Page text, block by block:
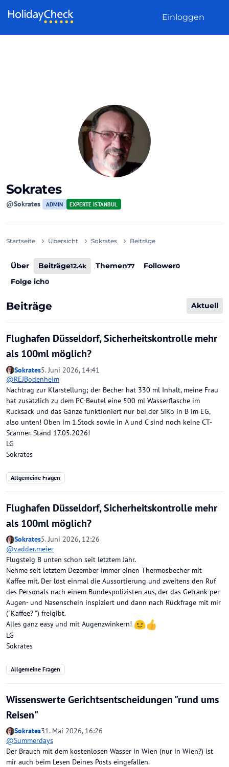
Einloggen
Sokrates
@Sokrates ADMIN EXPERTE ISTANBUL
Startseite Übersicht Sokrates Beiträge
Über Beiträge12.4k Themen77 Follower0
Folge ich0
Beiträge Aktuell
Flughafen Düsseldorf, Sicherheitskontrolle mehr
als 100ml möglich?
Sokrates5. Juni 2026, 14:41
@REJBodenheim
Nachtrag zur Klarstellung; der Becher hat 330 ml Inhalt, meine Frau
hat zusätzlich zu dem PC-Beutel eine 500 ml Wasserflasche im
Rucksack und das Ganze funktioniert nur bei der SiKo in B im EG,
also unten! Oben im 1.Stock sowie in A und C sind noch keine CT-
Scanner. Stand 17.05.2026!
LG
Sokrates
Allgemeine Fragen
Flughafen Düsseldorf, Sicherheitskontrolle mehr
als 100ml möglich?
Sokrates5. Juni 2026, 12:26
@vadder.meier
Flugsteig B unten schon seit letztem Jahr.
Nehme seit letztem Dezember immer einen Thermosbecher mit
Kaffee mit. Der löst einmal die Aussortierung und zweitens den Ruf
des Personals nach einem Bundespolizisten aus, der das Getränk per
Augen- und Nasenschein inspiziert und dann nach Rückfrage mit mir
("Kaffee? ") freigibt.
Alles ganz easy und mit Augenzwinkern!
LG
Sokrates
Allgemeine Fragen
Wissenswerte Gerichtsentscheidungen "rund ums
Reisen"
Sokrates31. Mai 2026, 16:26
@Summerdays
Der Brauch mit dem kostenlosen Wasser in Wien (nur in Wien?) ist
mir auch beim Lesen Deines Posts eingefallen.